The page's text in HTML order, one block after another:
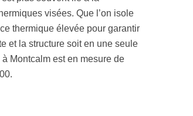
visées. Que l’on isole
thermique élevée pour garantir
et la structure soit en une seule
Montcalm est en mesure de